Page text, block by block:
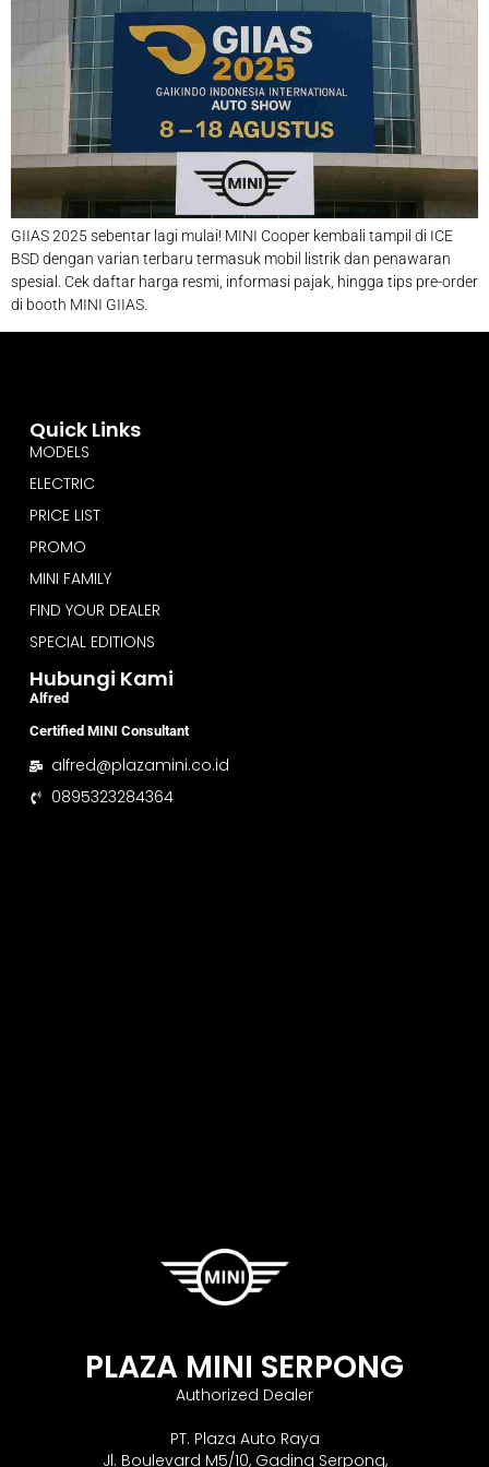
GIIAS 2025 sebentar lagi mulai! MINI Cooper kembali tampil di ICE
BSD dengan varian terbaru termasuk mobil listrik dan penawaran
spesial. Cek daftar harga resmi, informasi pajak, hingga tips pre-order
di booth MINI GIIAS.
PLAZA MINI SERPONG
Authorized Dealer
PT. Plaza Auto Raya
Jl. Boulevard M5/10, Gading Serpong,
Quick Links
MODELS
ELECTRIC
PRICE LIST
PROMO
MINI FAMILY
FIND YOUR DEALER
SPECIAL EDITIONS
Hubungi Kami
Alfred
Certified MINI Consultant
alfred@plazamini.co.id
0895323284364